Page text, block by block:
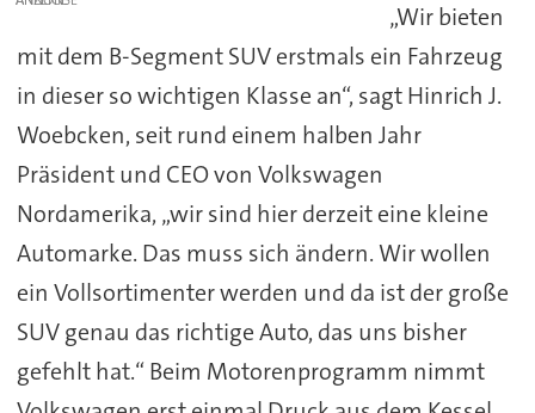
„Wir bieten
mit dem B-Segment SUV erstmals ein Fahrzeug
in dieser so wichtigen Klasse an“, sagt Hinrich J.
Woebcken, seit rund einem halben Jahr
Präsident und CEO von Volkswagen
Nordamerika, „wir sind hier derzeit eine kleine
Automarke. Das muss sich ändern. Wir wollen
ein Vollsortimenter werden und da ist der große
SUV genau das richtige Auto, das uns bisher
gefehlt hat.“ Beim Motorenprogramm nimmt